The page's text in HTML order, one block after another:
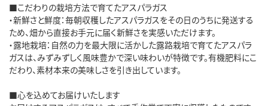
■こだわりの栽培方法で育てたアスパラガス
・新鮮さと鮮度：毎朝収穫したアスパラガスをその日のうちに発送する
ため、畑から直接お手元に届く新鮮さを実感いただけます。
・露地栽培：自然の力を最大限に活かした露路栽培で育てたアスパラ
ガスは、みずみずしく風味豊かで深い味わいが特徴です。有機肥料にこ
だわり、素材本来の美味しさを引き出しています。
■心を込めてお届けいたします